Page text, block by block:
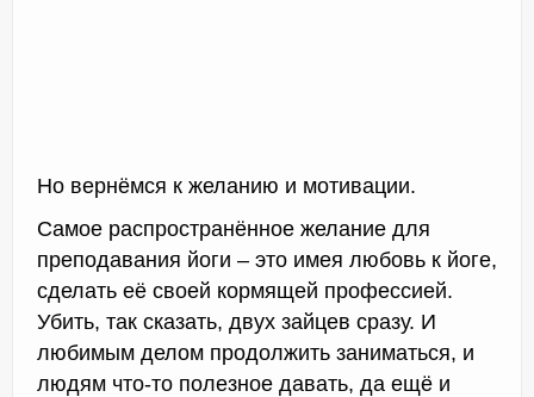
Но вернёмся к желанию и мотивации.
Самое распространённое желание для
преподавания йоги – это имея любовь к йоге,
сделать её своей кормящей профессией.
Убить, так сказать, двух зайцев сразу. И
любимым делом продолжить заниматься, и
людям что-то полезное давать, да ещё и